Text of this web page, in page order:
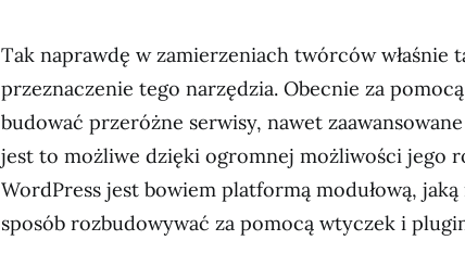
Tak naprawdę w zamierzeniach twórców właśnie
przeznaczenie tego narzędzia. Obecnie za
budować przeróżne serwisy, nawet
jest to możliwe dzięki ogromnej możliwości jego
WordPress jest bowiem platformą modułową,
sposób rozbudowywać za pomocą wtyczek i